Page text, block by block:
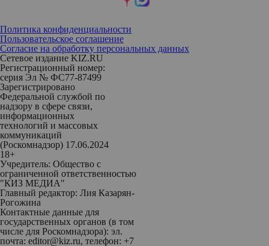
Политика конфиденциальности
Пользовательское соглашение
Согласие на обработку персональных данных
Сетевое издание KIZ.RU
Регистрационный номер:
серия Эл № ФС77-87499
Зарегистрировано
Федеральной службой по
надзору в сфере связи,
информационных
технологий и массовых
коммуникаций
(Роскомнадзор) 17.06.2024
18+
Учредитель: Общество с
ограниченной ответственностью
"КИЗ МЕДИА"
Главный редактор: Лия Казарян-
Рогожина
Контактные данные для
государственных органов (в том
числе для Роскомнадзора): эл.
почта: editor@kiz.ru, телефон: +7